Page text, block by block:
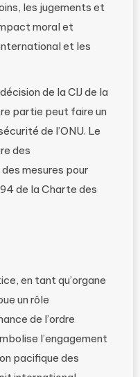
les jugements et
moral et
et les
de la CIJ de la
partie peut faire un
de l’ONU. Le
des
mesures pour
de la Charte des
en tant qu’organe
un rôle
de l’ordre
l’engagement
pacifique des